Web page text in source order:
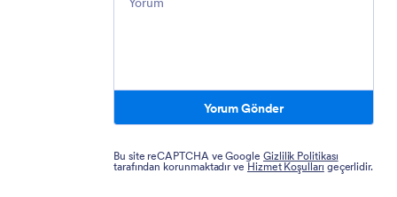
Yorum Gönder
Bu site reCAPTCHA ve Google Gizlilik Politikası
tarafından korunmaktadır ve Hizmet Koşulları geçerlidir.